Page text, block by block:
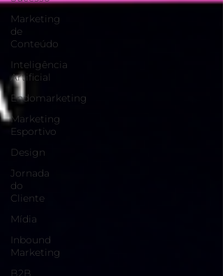
Marketing
de
Conteúdo
Inteligência
Artificial
Endomarketing
Marketing
Esportivo
Design
Jornada
do
Cliente
Mídia
Inbound
Marketing
B2B